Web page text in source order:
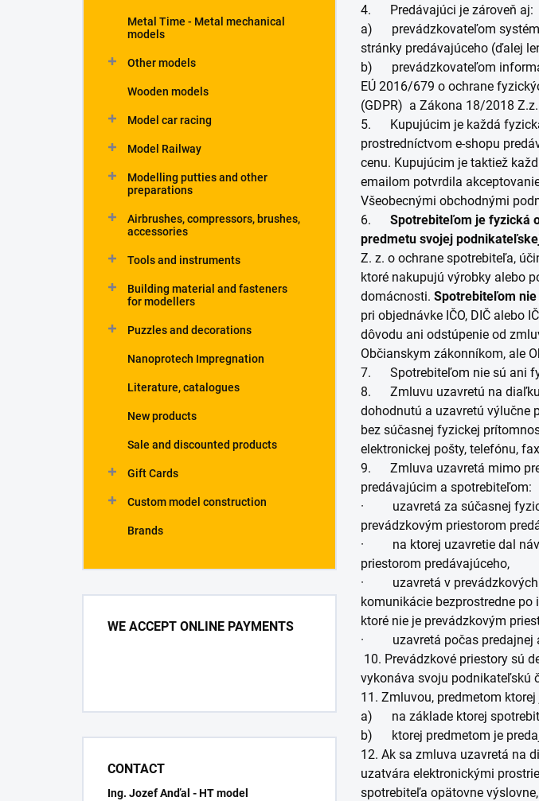
Metal Time - Metal mechanical
models
Other models
Wooden models
Model car racing
Model Railway
Modelling putties and other
preparations
Airbrushes, compressors, brushes,
accessories
Tools and instruments
Building material and fasteners
for modellers
Puzzles and decorations
Nanoprotech Impregnation
Literature, catalogues
New products
Sale and discounted products
Gift Cards
Custom model construction
Brands
WE ACCEPT ONLINE PAYMENTS
CONTACT
Ing. Jozef Anďal - HT model
4. Predávajúci je zároveň aj:
a) prevádzkovateľom
stránky predávajúceho (ďalej
b) prevádzkovateľom
EÚ 2016/679 o ochrane
(GDPR) a Zákona 18/2018
5. Kupujúcim je každá
prostredníctvom e-shopu
cenu. Kupujúcim je taktiež
emailom potvrdila
Všeobecnými obchodnými
6. Spotrebiteľom je fyzická
predmetu svojej
Z. z. o ochrane spotrebiteľa,
ktoré nakupujú výrobky alebo
domácnosti. Spotrebiteľom
pri objednávke IČO, DIČ alebo
dôvodu ani odstúpenie od
Občianskym zákonníkom, ale
7. Spotrebiteľom nie sú ani
8. Zmluvu uzavretú na diaľku
dohodnutú a uzavretú výlučne
bez súčasnej fyzickej
elektronickej pošty, telefónu,
9. Zmluva uzavretá mimo
predávajúcim a spotrebiteľom:
· uzavretá za súčasnej
prevádzkovým priestorom
· na ktorej uzavretie dal
priestorom predávajúceho,
· uzavretá v prevádzkových
komunikácie bezprostredne
ktoré nie je prevádzkovým
· uzavretá počas predajnej
10. Prevádzkové priestory sú
vykonáva svoju podnikateľskú
11. Zmluvou, predmetom
a) na základe ktorej
b) ktorej predmetom je
12. Ak sa zmluva uzavretá na
uzatvára elektronickými
spotrebiteľa opätovne